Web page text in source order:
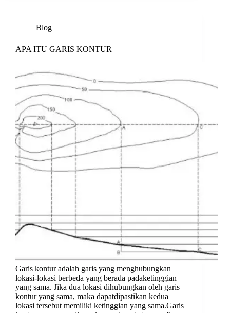
Blog
APA ITU GARIS KONTUR
Garis kontur adalah garis yang menghubungkan
lokasi-lokasi berbeda yang berada padaketinggian
yang sama. Jika dua lokasi dihubungkan oleh garis
kontur yang sama, maka dapatdipastikan kedua
lokasi tersebut memiliki ketinggian yang sama.Garis